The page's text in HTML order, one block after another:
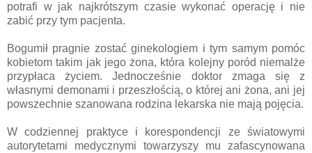
potrafi w jak najkrótszym czasie wykonać operację i nie
zabić przy tym pacjenta.
Bogumił pragnie zostać ginekologiem i tym samym pomóc
kobietom takim jak jego żona, która kolejny poród niemalże
przypłaca życiem. Jednocześnie doktor zmaga się z
własnymi demonami i przeszłością, o której ani żona, ani jej
powszechnie szanowana rodzina lekarska nie mają pojęcia.
W codziennej praktyce i korespondencji ze światowymi
autorytetami medycznymi towarzyszy mu zafascynowana